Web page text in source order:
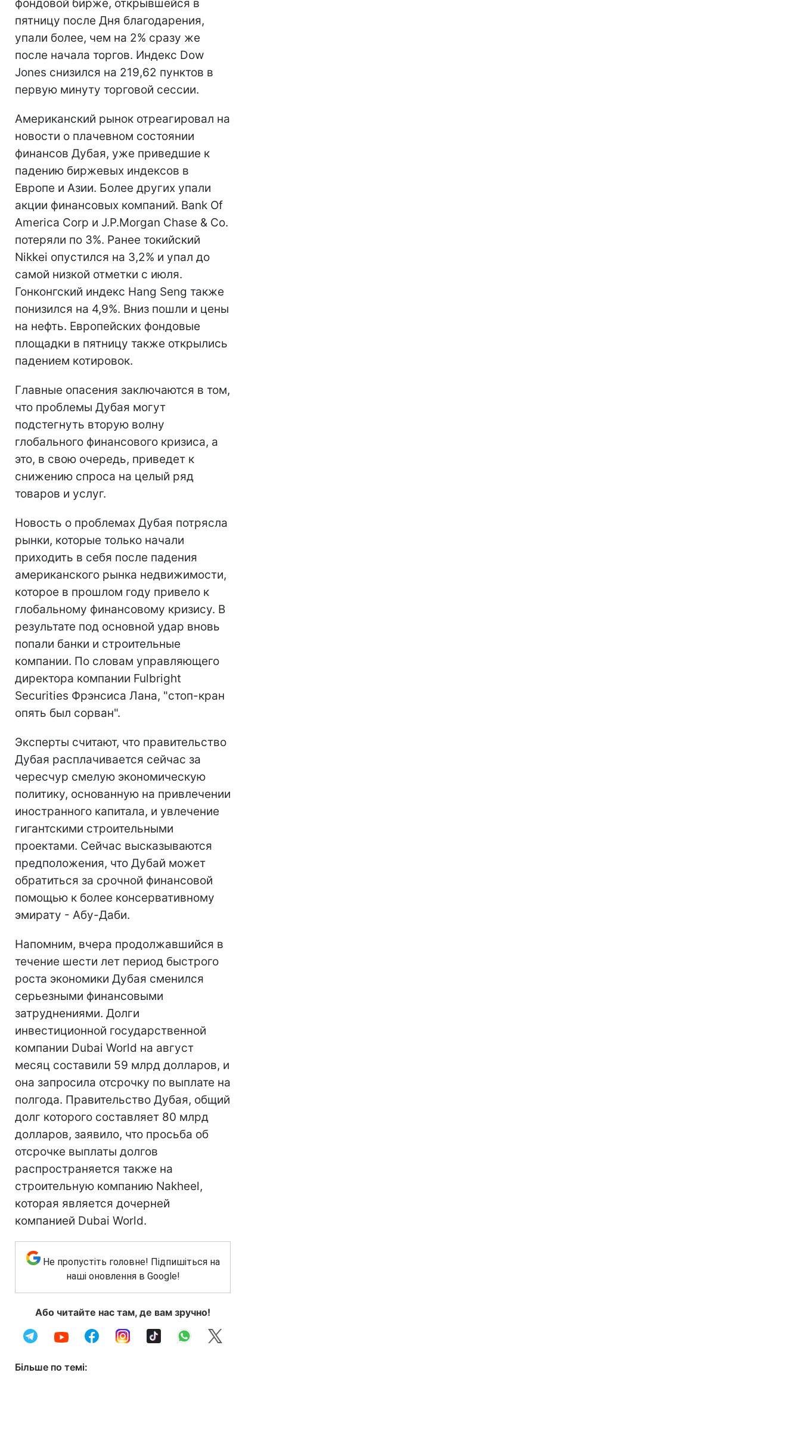
фондовой бирже, открывшейся в
пятницу после Дня благодарения,
упали более, чем на 2% сразу же
после начала торгов. Индекс Dow
Jones снизился на 219,62 пунктов в
первую минуту торговой сессии.
Американский рынок отреагировал на
новости о плачевном состоянии
финансов Дубая, уже приведшие к
падению биржевых индексов в
Европе и Азии. Более других упали
акции финансовых компаний. Bank Of
America Corp и J.P.Morgan Chase & Co.
потеряли по 3%. Ранее токийский
Nikkei опустился на 3,2% и упал до
самой низкой отметки с июля.
Гонконгский индекс Hang Seng также
понизился на 4,9%. Вниз пошли и цены
на нефть. Европейских фондовые
площадки в пятницу также открылись
падением котировок.
Главные опасения заключаются в том,
что проблемы Дубая могут
подстегнуть вторую волну
глобального финансового кризиса, а
это, в свою очередь, приведет к
снижению спроса на целый ряд
товаров и услуг.
Новость о проблемах Дубая потрясла
рынки, которые только начали
приходить в себя после падения
американского рынка недвижимости,
которое в прошлом году привело к
глобальному финансовому кризису. В
результате под основной удар вновь
попали банки и строительные
компании. По словам управляющего
директора компании Fulbright
Securities Фрэнсиса Лана, "стоп-кран
опять был сорван".
Эксперты считают, что правительство
Дубая расплачивается сейчас за
чересчур смелую экономическую
политику, основанную на привлечении
иностранного капитала, и увлечение
гигантскими строительными
проектами. Сейчас высказываются
предположения, что Дубай может
обратиться за срочной финансовой
помощью к более консервативному
эмирату - Абу-Даби.
Напомним, вчера продолжавшийся в
течение шести лет период быстрого
роста экономики Дубая сменился
серьезными финансовыми
затруднениями. Долги
инвестиционной государственной
компании Dubai World на август
месяц составили 59 млрд долларов, и
она запросила отсрочку по выплате на
полгода. Правительство Дубая, общий
долг которого составляет 80 млрд
долларов, заявило, что просьба об
отсрочке выплаты долгов
распространяется также на
строительную компанию Nakheel,
которая является дочерней
компанией Dubai World.
Не пропустіть головне! Підпишіться на
наші оновлення в Google!
Або читайте нас там, де вам зручно!
Більше по темі: